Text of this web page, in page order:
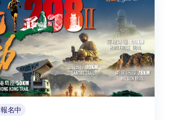
報名中